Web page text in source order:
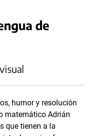
de
humor y resolución
matemático Adrián
que tienen a la